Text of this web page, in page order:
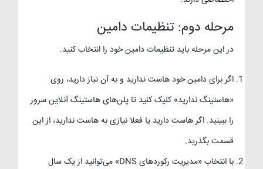
مرحله دوم: تنظیمات دامین
در این مرحله باید تنظیمات دامین خود را انتخاب کنید.
اگر برای دامین خود هاست ندارید و به آن نیاز دارید، روی
«هاستینگ ندارید» کلیک کنید تا پلن‌های هاستینگ آنلاین سرور
را ببینید. اگر هاست دارید یا فعلا نیازی به هاست ندارید، از این
قسمت بگذرید.
با انتخاب «مدیریت رکوردهای DNS» می‌توانید از یک سال